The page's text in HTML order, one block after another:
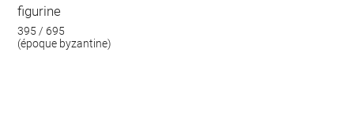
figurine
395 / 695
(époque byzantine)